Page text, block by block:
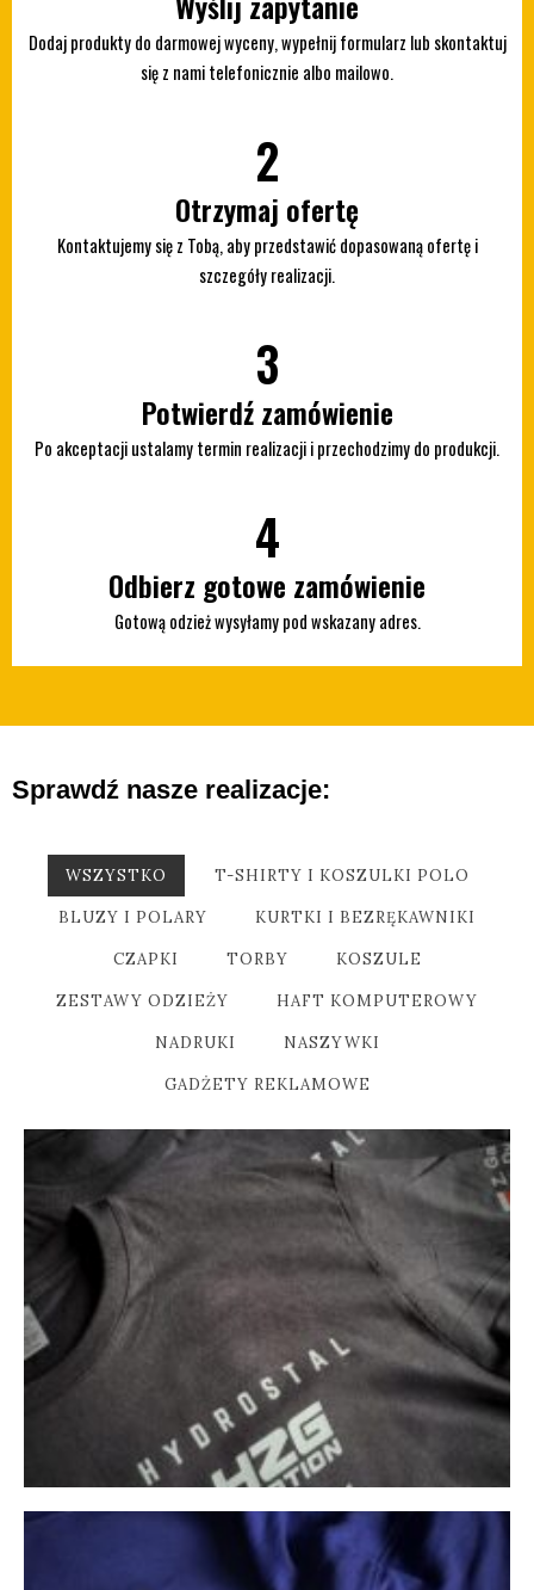
Dodaj produkty do darmowej wyceny, wypełnij formularz lub skontaktuj
się z nami telefonicznie albo mailowo.
2
Otrzymaj ofertę
Kontaktujemy się z Tobą, aby przedstawić dopasowaną ofertę i
szczegóły realizacji.
3
Potwierdź zamówienie
Po akceptacji ustalamy termin realizacji i przechodzimy do produkcji.
4
Odbierz gotowe zamówienie
Gotową odzież wysyłamy pod wskazany adres.
Sprawdź nasze realizacje:
WSZYSTKO T-SHIRTY I KOSZULKI POLO
BLUZY I POLARY KURTKI I BEZRĘKAWNIKI
CZAPKI TORBY KOSZULE
ZESTAWY ODZIEŻY HAFT KOMPUTEROWY
NADRUKI NASZYWKI
GADŻETY REKLAMOWE